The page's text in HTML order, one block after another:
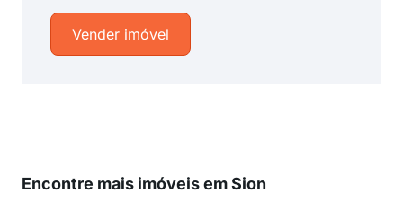
Vender imóvel
Encontre mais imóveis em Sion